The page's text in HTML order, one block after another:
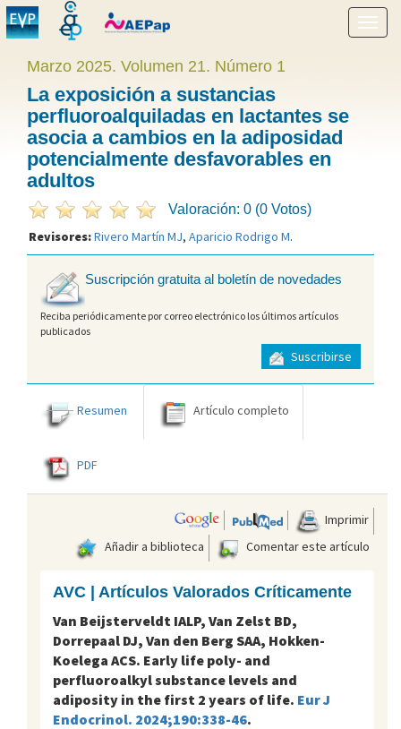
menú
Marzo 2025. Volumen 21. Número 1
La exposición a sustancias
perfluoroalquiladas en lactantes se
asocia a cambios en la adiposidad
potencialmente desfavorables en
adultos
Valoración: 0 (0 Votos)
Revisores:Rivero Martín MJ, Aparicio Rodrigo M.
Suscripción gratuita al boletín de novedades
Reciba periódicamente por correo electrónico los últimos artículos
publicados
Suscribirse
Resumen Artículo completo
PDF
Imprimir
Añadir a biblioteca
Comentar este artículo
AVC | Artículos Valorados Críticamente
Van Beijsterveldt IALP, Van Zelst BD,
Dorrepaal DJ, Van den Berg SAA, Hokken-
Koelega ACS. Early life poly- and
perfluoroalkyl substance levels and
adiposity in the first 2 years of life. Eur J
Endocrinol. 2024;190:338-46.